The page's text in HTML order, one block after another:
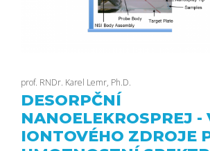
prof. RNDr. Karel Lemr, Ph.D.
DESORPČNÍ
NANOELEKROSPREJ -
IONTOVÉHO ZDROJE